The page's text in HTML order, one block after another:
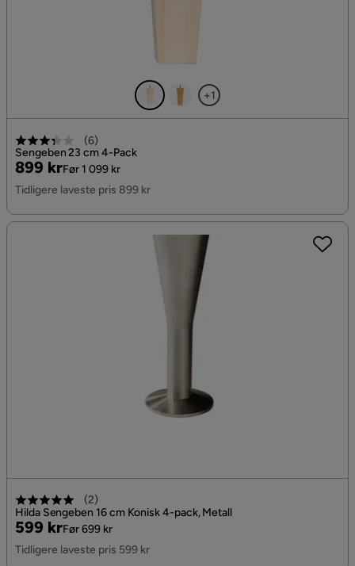
+1
(6)
Sengeben 23 cm 4-Pack
Pris
899 kr
Original
Pris
Før 1 099 kr
Tidligere laveste pris 899 kr
(2)
Hilda Sengeben 16 cm Konisk 4-pack, Metall
Pris
599 kr
Original
Pris
Før 699 kr
Tidligere laveste pris 599 kr